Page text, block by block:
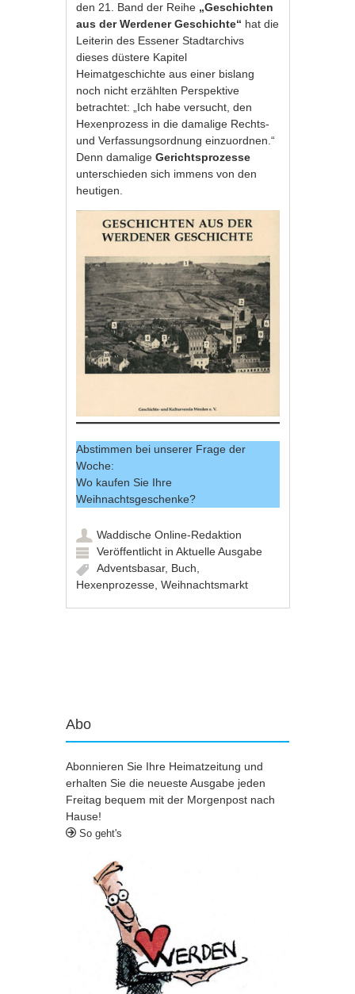
den 21. Band der Reihe „Geschichten
aus der Werdener Geschichte“ hat die
Leiterin des Essener Stadtarchivs
dieses düstere Kapitel
Heimatgeschichte aus einer bislang
noch nicht erzählten Perspektive
betrachtet: „Ich habe versucht, den
Hexenprozess in die damalige Rechts-
und Verfassungsordnung einzuordnen.“
Denn damaligeGerichtsprozesse
unterschieden sich immens von den
heutigen.
Abstimmen bei unserer Frage der
Woche:
Wo kaufen Sie Ihre
Weihnachtsgeschenke?
Waddische Online-Redaktion
Veröffentlicht inAktuelle Ausgabe
Adventsbasar, Buch
Hexenprozesse ,Weihnachtsmarkt
Abo
Abonnieren Sie Ihre Heimatzeitung und
erhalten Sie die neueste Ausgabe jeden
Freitag bequem mit der Morgenpost nach
Hause!
So geht's